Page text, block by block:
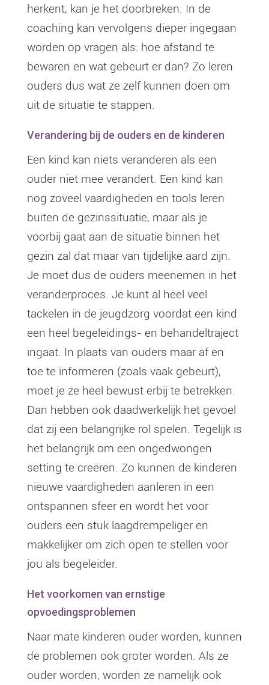
herkent, kan je het doorbreken. In de
coaching kan vervolgens dieper ingegaan
worden op vragen als: hoe afstand te
bewaren en wat gebeurt er dan? Zo leren
ouders dus wat ze zelf kunnen doen om
uit de situatie te stappen.
Verandering bij de ouders en de kinderen
Een kind kan niets veranderen als een
ouder niet mee verandert. Een kind kan
nog zoveel vaardigheden en tools leren
buiten de gezinssituatie, maar als je
voorbij gaat aan de situatie binnen het
gezin zal dat maar van tijdelijke aard zijn.
Je moet dus de ouders meenemen in het
veranderproces. Je kunt al heel veel
tackelen in de jeugdzorg voordat een kind
een heel begeleidings- en behandeltraject
ingaat. In plaats van ouders maar af en
toe te informeren (zoals vaak gebeurt),
moet je ze heel bewust erbij te betrekken.
Dan hebben ook daadwerkelijk het gevoel
dat zij een belangrijke rol spelen. Tegelijk is
het belangrijk om een ongedwongen
setting te creëren. Zo kunnen de kinderen
nieuwe vaardigheden aanleren in een
ontspannen sfeer en wordt het voor
ouders een stuk laagdrempeliger en
makkelijker om zich open te stellen voor
jou als begeleider.
Het voorkomen van ernstige
opvoedingsproblemen
Naar mate kinderen ouder worden, kunnen
de problemen ook groter worden. Als ze
ouder worden, worden ze namelijk ook